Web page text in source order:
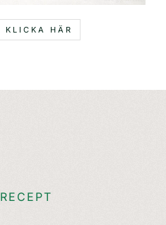
KLICKA HÄR
RECEPT